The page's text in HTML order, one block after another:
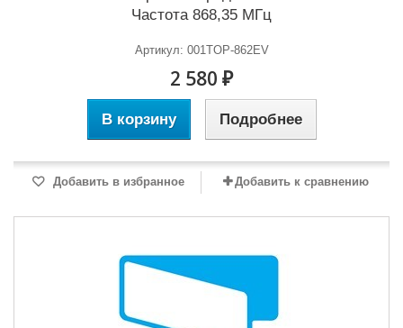
Частота 868,35 МГц
Артикул: 001TOP-862EV
2 580 ₽
В корзину Подробнее
Добавить в избранное Добавить к сравнению